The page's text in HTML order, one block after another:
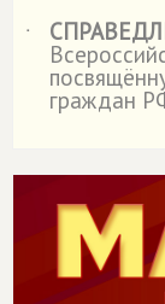
˙
граждан